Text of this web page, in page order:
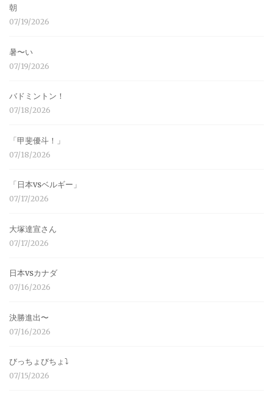
朝
07/19/2026
暑〜い
07/19/2026
バドミントン！
07/18/2026
「甲斐優斗！」
07/18/2026
「日本vsベルギー」
07/17/2026
大塚達宣さん
07/17/2026
日本vsカナダ
07/16/2026
決勝進出〜
07/16/2026
びっちょびちょ⤵︎
07/15/2026